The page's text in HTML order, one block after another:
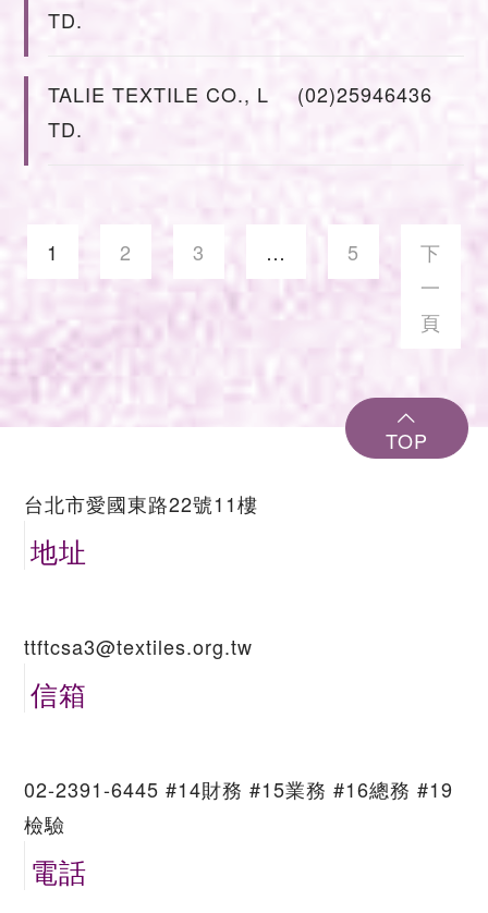
TD.
TALIE TEXTILE CO., L
TD.
(02)25946436
1 2 3 … 5
下
一
頁
台北市愛國東路22號11樓
地址
ttftcsa3@textiles.org.tw
信箱
02-2391-6445 #14財務 #15業務 #16總務 #19
檢驗
電話
TOP